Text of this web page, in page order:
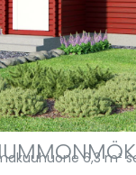
6,3 m²